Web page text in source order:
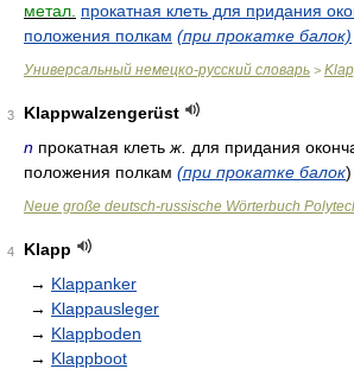
метал. прокатная клеть для придания
положения полкам (при прокатке балок)
Универсальный немецко-русский словарь >
3
Klappwalzengerüst
n прокатная клеть ж. для придания
положения полкам (при прокатке балок)
Neue große deutsch-russische Wörterbuch
4
Klapp
→ Klappanker
→ Klappausleger
→ Klappboden
→ Klappboot